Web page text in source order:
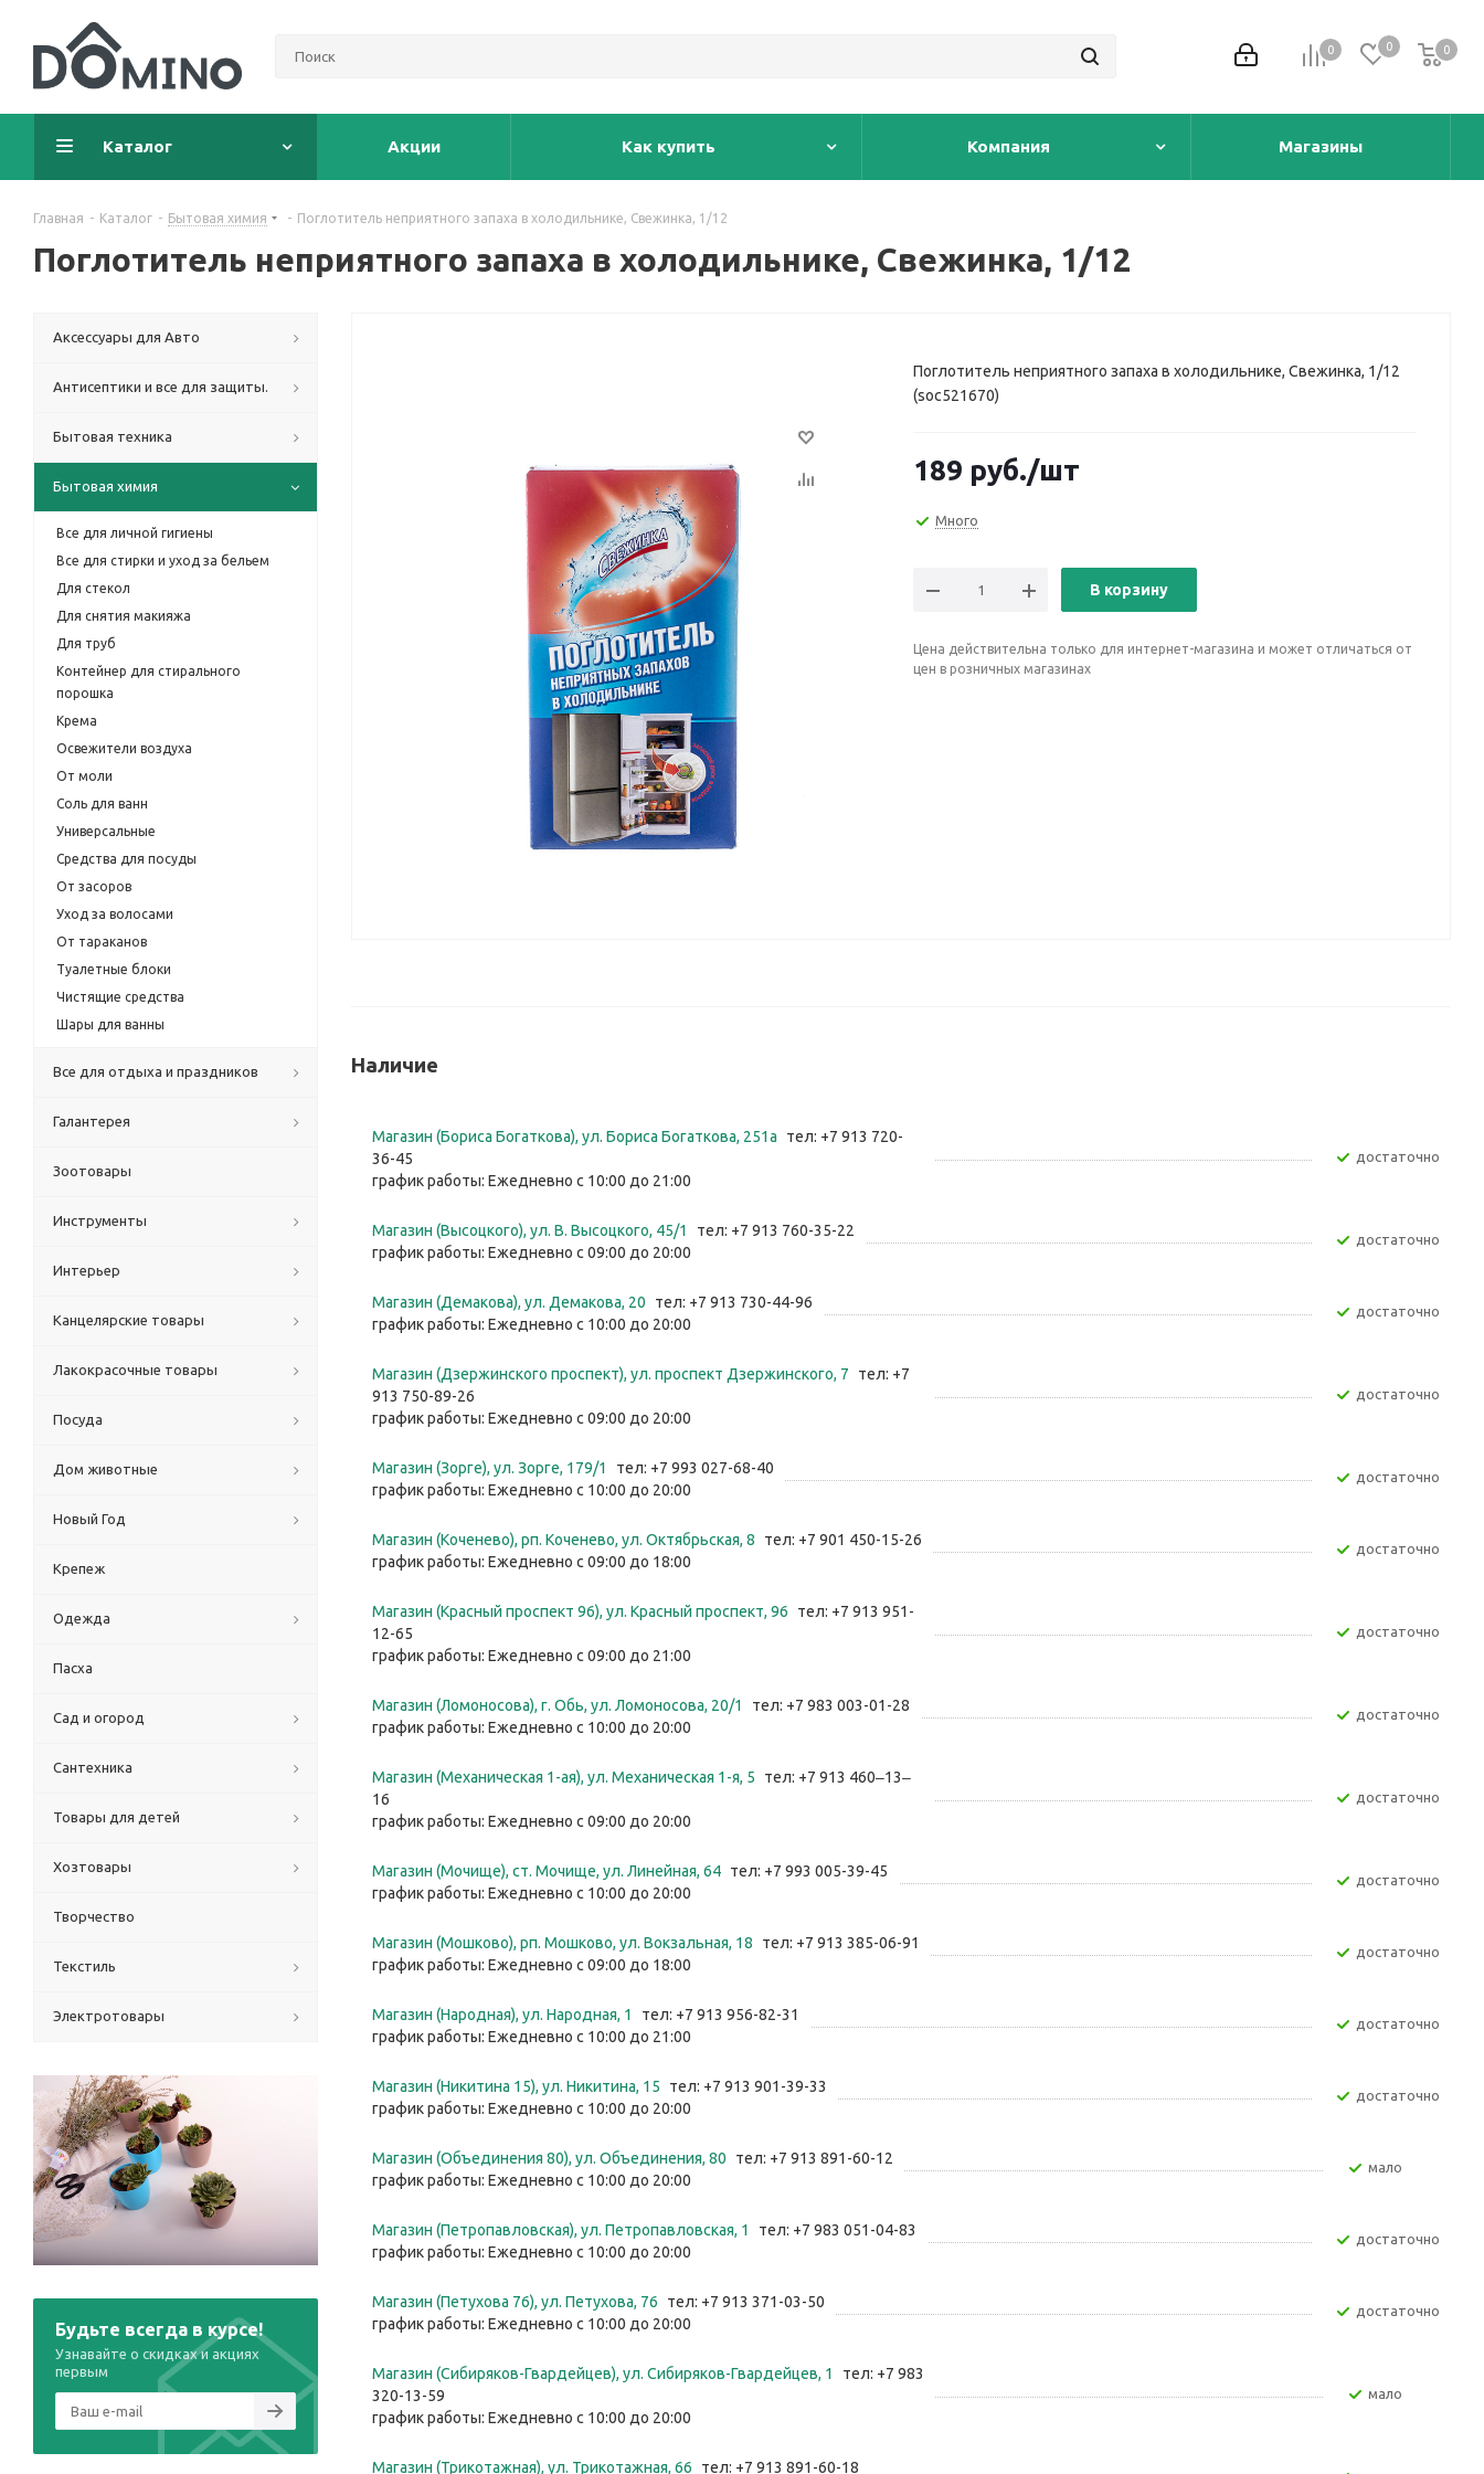
0 0 0
0
Каталог Акции Как купить Компания Магазины
Главная - Каталог - Бытовая химия - Поглотитель неприятного запаха в холодильнике, Свежинка, 1/12
Поглотитель неприятного запаха в холодильнике, Свежинка, 1/12
Поглотитель неприятного запаха в холодильнике, Свежинка, 1/12
(soc521670)
189 руб./шт
Много
В корзину
Цена действительна только для интернет-магазина и может отличаться от
цен в розничных магазинах
Наличие
Магазин (Бориса Богаткова), ул. Бориса Богаткова, 251а
тел: +7 913 720-
36-45
график работы: Ежедневно с 10:00 до 21:00
Достаточно
Магазин (Высоцкого), ул. ​В. Высоцкого, 45/1
тел: +7 913 760-35-22
график работы: Ежедневно с 09:00 до 20:00
Достаточно
Магазин (Демакова), ул. Демакова, 20
тел: +7 913 730-44-96
график работы: Ежедневно с 10:00 до 20:00
Достаточно
Магазин (Дзержинского проспект), ул. проспект Дзержинского, 7
тел: +7
913 750-89-26
график работы: Ежедневно с 09:00 до 20:00
Достаточно
Магазин (Зорге), ул. Зорге, 179/1
тел: +7 993 027-68-40
график работы: Ежедневно с 10:00 до 20:00
Достаточно
Магазин (Коченево), рп. Коченево, ул. Октябрьская, 8
тел: +7 901 450-15-26
график работы: Ежедневно с 09:00 до 18:00
Достаточно
Магазин (Красный проспект 96), ул. Красный проспект, 96
тел: +7 913 951-
12-65
график работы: Ежедневно с 09:00 до 21:00
Достаточно
Магазин (Ломоносова), г. Обь, ул. ​Ломоносова, 20/1
тел: +7 983 003-01-28
график работы: Ежедневно с 10:00 до 20:00
Достаточно
Магазин (Механическая 1-ая), ул. ​Механическая 1-я, 5
тел: +7 913 460‒13‒
16
график работы: Ежедневно с 09:00 до 20:00
Достаточно
Магазин (Мочище), ст. Мочище, ул. Линейная, 64 тел: +7 993 005-39-45
график работы: Ежедневно с 10:00 до 20:00
Достаточно
Магазин (Мошково), рп. Мошково, ул. Вокзальная, 18
тел: +7 913 385-06-91
график работы: Ежедневно с 09:00 до 18:00
Достаточно
Магазин (Народная), ул. Народная, 1
тел: +7 913 956-82-31
график работы: Ежедневно с 10:00 до 21:00
Достаточно
Магазин (Никитина 15), ул. Никитина, 15
тел: +7 913 901-39-33
график работы: Ежедневно с 10:00 до 20:00
Достаточно
Магазин (Объединения 80), ул. Объединения, 80
тел: +7 913 891-60-12
график работы: Ежедневно с 10:00 до 20:00
Мало
Магазин (Петропавловская), ул. Петропавловская, 1
тел: +7 983 051-04-83
график работы: Ежедневно с 10:00 до 20:00
Достаточно
Магазин (Петухова 76), ул. Петухова, 76
тел: +7 913 371-03-50
график работы: Ежедневно с 10:00 до 20:00
Достаточно
Магазин (Сибиряков-Гвардейцев), ул. Сибиряков-Гвардейцев, 1
тел: +7 983
320-13-59
график работы: Ежедневно с 10:00 до 20:00
Мало
Магазин (Трикотажная), ул. Трикотажная, 66 тел: +7 913 891-60-18
Аксессуары для Авто
Антисептики и все для защиты.
Бытовая техника
Бытовая химия
Все для личной гигиены
Все для стирки и уход за бельем
Для стекол
Для снятия макияжа
Для труб
Контейнер для стирального
порошка
Крема
Освежители воздуха
От моли
Соль для ванн
Универсальные
Средства для посуды
От засоров
Уход за волосами
От тараканов
Туалетные блоки
Чистящие средства
Шары для ванны
Все для отдыха и праздников
Галантерея
Зоотовары
Инструменты
Интерьер
Канцелярские товары
Лакокрасочные товары
Посуда
Дом животные
Новый Год
Крепеж
Одежда
Пасха
Сад и огород
Сантехника
Товары для детей
Хозтовары
Творчество
Текстиль
Электротовары
Будьте всегда в курсе!
Узнавайте о скидках и акциях
первым